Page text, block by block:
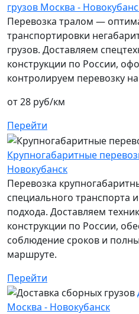
грузов Москва -
Перевозка тралом —
транспортировки
грузов. Доставляем
конструкции по России,
контролируем перевозку
от 28 руб/км
Перейти
Крупногабаритные
Новокубанск
Перевозка
специального транспорта
подхода. Доставляем
конструкции по России,
соблюдение сроков и
маршруте.
Перейти
Москва - Новокубанск